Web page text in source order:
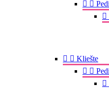
 

  Kliešte
 
